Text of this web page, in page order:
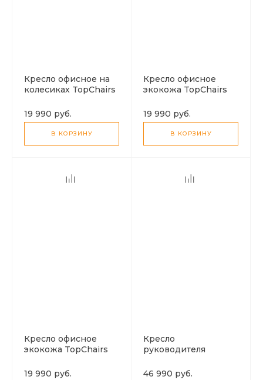
Кресло офисное на
колесиках TopChairs
19 990 руб.
В КОРЗИНУ
Кресло офисное
экокожа TopChairs
19 990 руб.
В КОРЗИНУ
Кресло офисное
экокожа TopChairs
19 990 руб.
Кресло
руководителя
бежевый !!!
46 990 руб.